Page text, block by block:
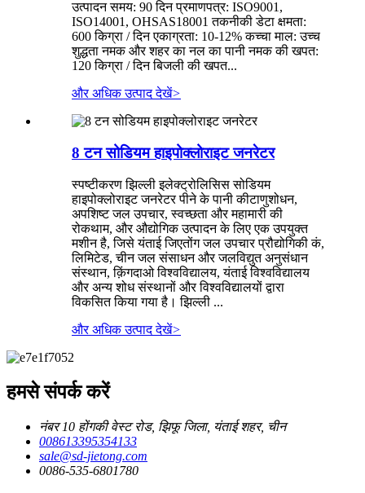
उत्पादन समय: 90 दिन प्रमाणपत्र: ISO9001,
ISO14001, OHSAS18001 तकनीकी डेटा क्षमता:
600 किग्रा / दिन एकाग्रता: 10-12% कच्चा माल: उच्च
शुद्धता नमक और शहर का नल का पानी नमक की खपत:
120 किग्रा / दिन बिजली की खपत...
और अधिक उत्पाद देखें>
8 टन सोडियम हाइपोक्लोराइट जनरेटर
स्पष्टीकरण झिल्ली इलेक्ट्रोलिसिस सोडियम
हाइपोक्लोराइट जनरेटर पीने के पानी कीटाणुशोधन,
अपशिष्ट जल उपचार, स्वच्छता और महामारी की
रोकथाम, और औद्योगिक उत्पादन के लिए एक उपयुक्त
मशीन है, जिसे यंताई जिएतोंग जल उपचार प्रौद्योगिकी कं,
लिमिटेड, चीन जल संसाधन और जलविद्युत अनुसंधान
संस्थान, क़िंगदाओ विश्वविद्यालय, यंताई विश्वविद्यालय
और अन्य शोध संस्थानों और विश्वविद्यालयों द्वारा
विकसित किया गया है। झिल्ली ...
और अधिक उत्पाद देखें>
हमसे संपर्क करें
नंबर 10 होंगकी वेस्ट रोड, झिफू जिला, यंताई शहर, चीन
008613395354133
sale@sd-jietong.com
0086-535-6801780